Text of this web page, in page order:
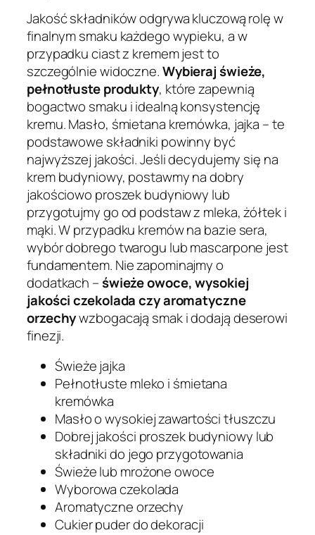
Jakość składników odgrywa kluczową rolę w
finalnym smaku każdego wypieku, a w
przypadku ciast z kremem jest to
szczególnie widoczne.Wybieraj świeże,
pełnotłuste produkty, które zapewnią
bogactwo smaku i idealną konsystencję
kremu. Masło, śmietana kremówka, jajka – te
podstawowe składniki powinny być
najwyższej jakości. Jeśli decydujemy się na
krem budyniowy, postawmy na dobry
jakościowo proszek budyniowy lub
przygotujmy go od podstaw z mleka, żółtek i
mąki. W przypadku kremów na bazie sera,
wybór dobrego twarogu lub mascarpone jest
fundamentem. Nie zapominajmy o
dodatkach –świeże owoce, wysokiej
jakości czekolada czy aromatyczne
orzechywzbogacają smak i dodają deserowi
finezji.
Świeże jajka
Pełnotłuste mleko i śmietana
kremówka
Masło o wysokiej zawartości tłuszczu
Dobrej jakości proszek budyniowy lub
składniki do jego przygotowania
Świeże lub mrożone owoce
Wyborowa czekolada
Aromatyczne orzechy
Cukier puder do dekoracji